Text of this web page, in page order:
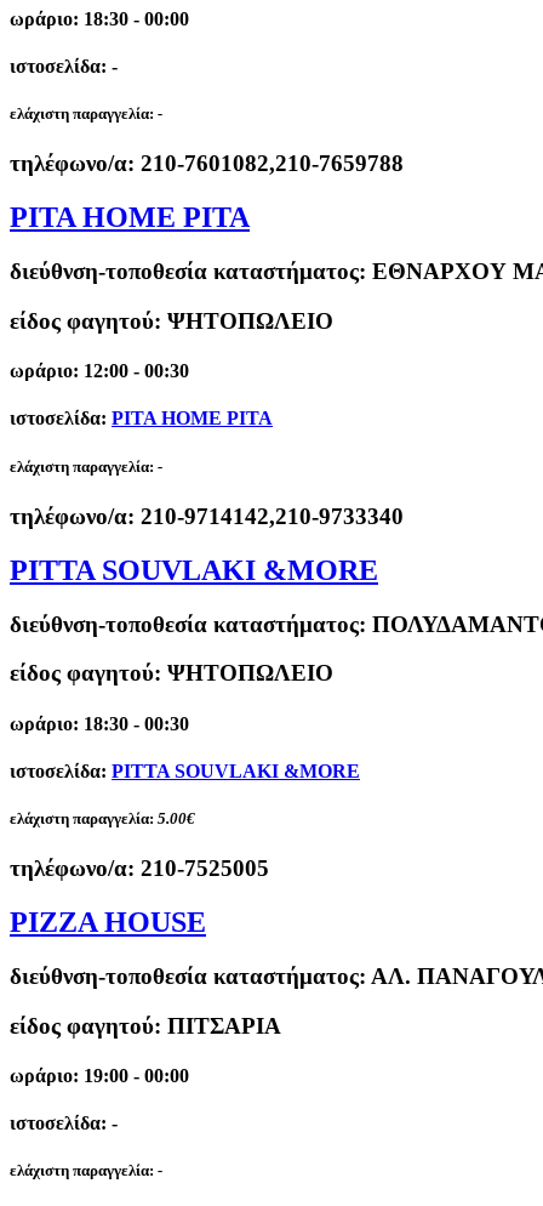
ωράριο: 18:30 - 00:00
ιστοσελίδα: -
ελάχιστη παραγγελία: -
τηλέφωνο/α: 210-7601082,210-7659788
PITA HOME PITA
διεύθνση-τοποθεσία καταστήματος: ΕΘΝΑΡΧΟΥ
είδος φαγητού: ΨΗΤΟΠΩΛΕΙΟ
ωράριο: 12:00 - 00:30
ιστοσελίδα: PITA HOME PITA
ελάχιστη παραγγελία: -
τηλέφωνο/α: 210-9714142,210-9733340
PITTA SOUVLAKI &MORE
διεύθνση-τοποθεσία καταστήματος:
είδος φαγητού: ΨΗΤΟΠΩΛΕΙΟ
ωράριο: 18:30 - 00:30
ιστοσελίδα: PITTA SOUVLAKI &MORE
ελάχιστη παραγγελία: 5.00€
τηλέφωνο/α: 210-7525005
PIZZA HOUSE
διεύθνση-τοποθεσία καταστήματος: ΑΛ.
είδος φαγητού: ΠΙΤΣΑΡΙΑ
ωράριο: 19:00 - 00:00
ιστοσελίδα: -
ελάχιστη παραγγελία: -